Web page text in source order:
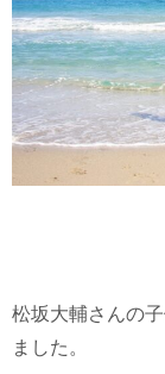
松坂大輔さんの
ました。